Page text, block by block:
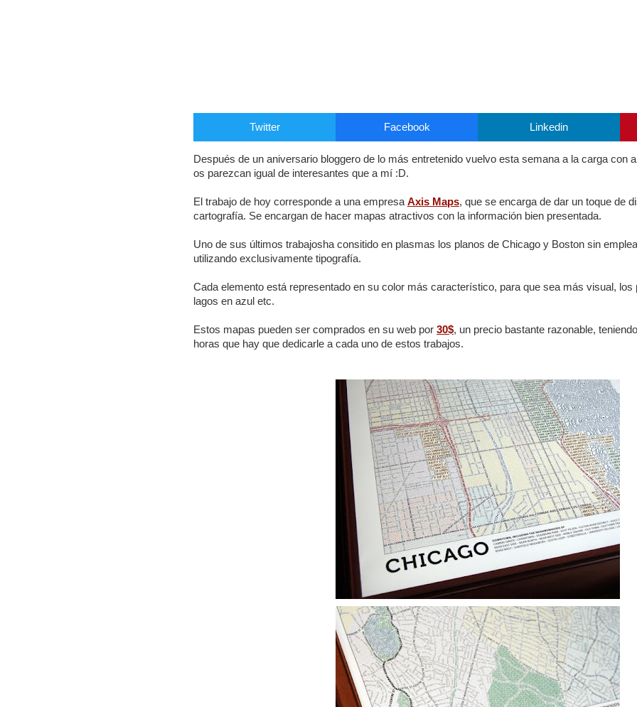
Twitter Facebook Linkedin
Después de un aniversario bloggero de lo más entretenido vuelvo esta semana a la carga con
os parezcan igual de interesantes que a mí :D.
El trabajo de hoy corresponde a una empresa Axis Maps, que se encarga de dar un toque de
cartografía. Se encargan de hacer mapas atractivos con la información bien presentada.
Uno de sus últimos trabajosha consitido en plasmas los planos de Chicago y Boston sin
utilizando exclusivamente tipografía.
Cada elemento está representado en su color más característico, para que sea más visual, los
lagos en azul etc.
Estos mapas pueden ser comprados en su web por 30$, un precio bastante razonable,
horas que hay que dedicarle a cada uno de estos trabajos.